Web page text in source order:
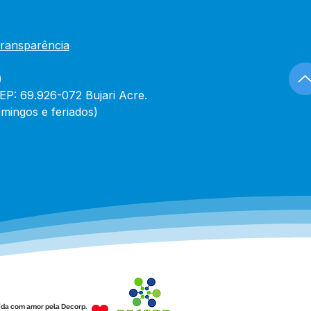
69.926-072 Bujari Acre.
e feriados)
com amor pela Decorp.